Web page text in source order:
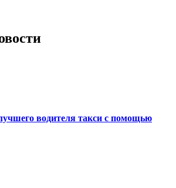
водителя такси с помощью